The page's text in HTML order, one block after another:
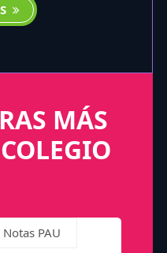
MÁS
Notas PAU